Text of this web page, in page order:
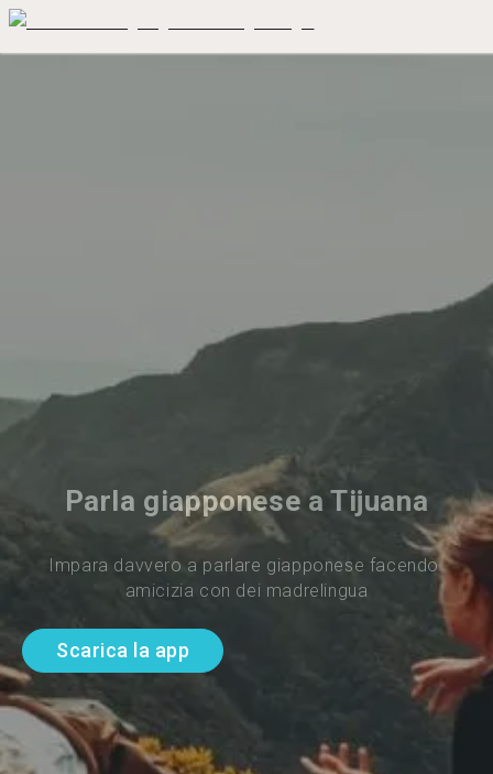
Parla giapponese a Tijuana
Impara davvero a parlare giapponese facendo
amicizia con dei madrelingua
Scarica la app